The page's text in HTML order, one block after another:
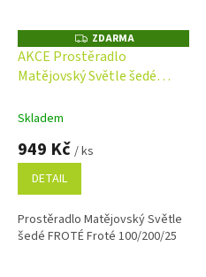
Z
D
A
R
ZDARMA
AKCE Prostěradlo
Matějovský Světle šedé
Skladem
949 Kč / ks
DETAIL
Prostěradlo Matějovský Světle
šedé FROTÉ Froté 100/200/25